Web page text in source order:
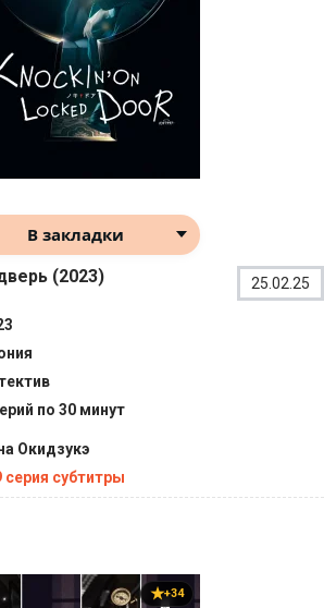
В закладки
(2023) 25.02.25
по 30 минут
Окидзукэ
серия субтитры
+34